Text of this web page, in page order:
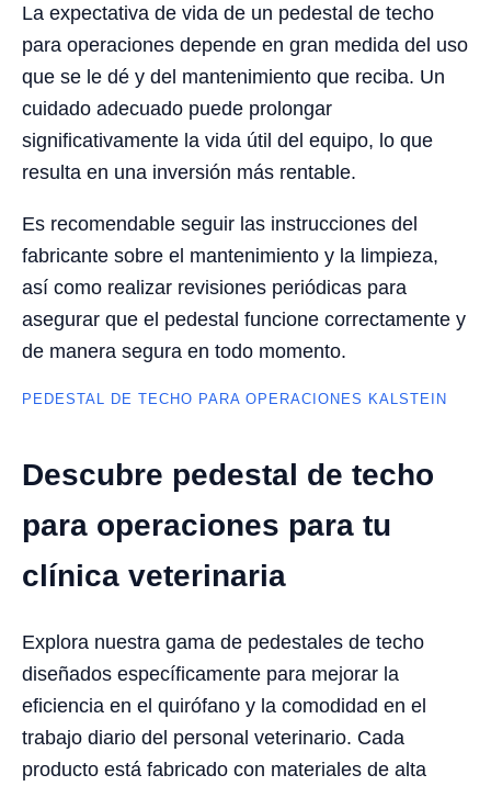
La expectativa de vida de un pedestal de techo
para operaciones depende en gran medida del uso
que se le dé y del mantenimiento que reciba. Un
cuidado adecuado puede prolongar
significativamente la vida útil del equipo, lo que
resulta en una inversión más rentable.
Es recomendable seguir las instrucciones del
fabricante sobre el mantenimiento y la limpieza,
así como realizar revisiones periódicas para
asegurar que el pedestal funcione correctamente y
de manera segura en todo momento.
PEDESTAL DE TECHO PARA OPERACIONES KALSTEIN
Descubre pedestal de techo
para operaciones para tu
clínica veterinaria
Explora nuestra gama de pedestales de techo
diseñados específicamente para mejorar la
eficiencia en el quirófano y la comodidad en el
trabajo diario del personal veterinario. Cada
producto está fabricado con materiales de alta